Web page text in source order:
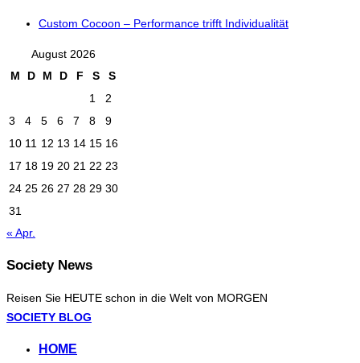
Custom Cocoon – Performance trifft Individualität
August 2026
M
D M D F S
S
1
2
3
4 5 6 7 8
9
10 11 12 13 14 15 16
17 18 19 20 21 22 23
24 25 26 27 28 29 30
31
« Apr.
Society News
Reisen Sie HEUTE schon in die Welt von MORGEN
Zum
springen
SOCIETY BLOG
HOME